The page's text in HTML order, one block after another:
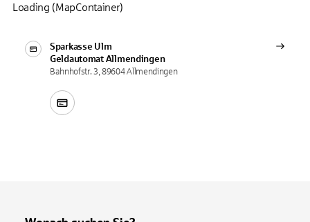
Sparkasse Ulm
Geldautomat Allmendingen
Bahnhofstr. 3, 89604 Allmendingen
Loading (MapContainer)